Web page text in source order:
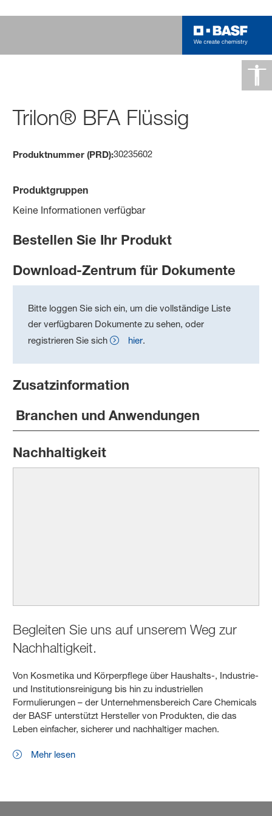
Trilon® BFA Flüssig
Produktnummer (PRD):30235602
Produktgruppen
Keine Informationen verfügbar
Bestellen Sie Ihr Produkt
Download-Zentrum für Dokumente
Bitte loggen Sie sich ein, um die vollständige Liste
der verfügbaren Dokumente zu sehen, oder
registrieren Sie sich
hier.
Zusatzinformation
Branchen und Anwendungen
Nachhaltigkeit
Begleiten Sie uns auf unserem Weg zur
Nachhaltigkeit.
Von Kosmetika und Körperpflege über Haushalts-, Industrie-
und Institutionsreinigung bis hin zu industriellen
Formulierungen – der Unternehmensbereich Care Chemicals
der BASF unterstützt Hersteller von Produkten, die das
Leben einfacher, sicherer und nachhaltiger machen.
Mehr lesen